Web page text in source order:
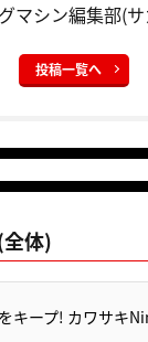
マシン編集部(
投稿一覧へ
体)
キープ! カワサキ